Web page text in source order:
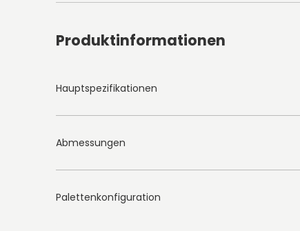
Produktinformationen
Hauptspezifikationen
Abmessungen
Palettenkonfiguration